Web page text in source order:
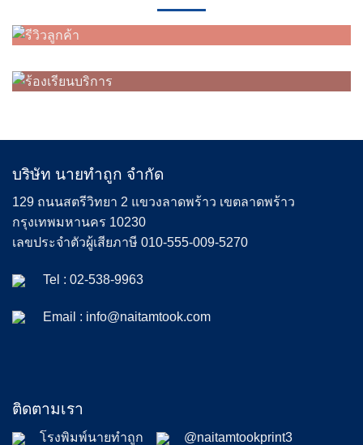
บริษัท นายทำถูก จำกัด
129 ถนนสตรีวิทยา 2 แขวงลาดพร้าว เขตลาดพร้าว
กรุงเทพมหานคร 10230
เลขประจำตัวผู้เสียภาษี 010-555-009-5270
Tel : 02-538-9963
Email : info@naitamtook.com
ติดตามเรา
โรงพิมพ์นายทำถูก @naitamtookprint3